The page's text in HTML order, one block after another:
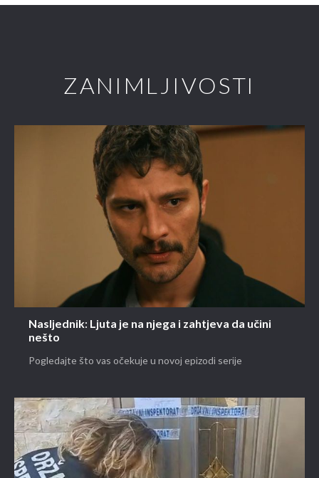
ZANIMLJIVOSTI
Nasljednik: Ljuta je na njega i zahtjeva da učini
nešto
Pogledajte što vas očekuje u novoj epizodi serije